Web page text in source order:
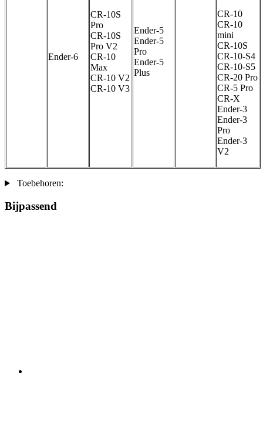
Ender-6
CR-10S
Pro
CR-10S
Pro V2
CR-10
Max
CR-10 V2
CR-10 V3
Ender-5
Ender-5
Pro
Ender-5
Plus
CR-10
CR-10
mini
CR-10S
CR-10-S4
CR-10-S5
CR-20 Pro
CR-5 Pro
CR-X
Ender-3
Ender-3
Pro
Ender-3
V2
Toebehoren:
Bijpassend